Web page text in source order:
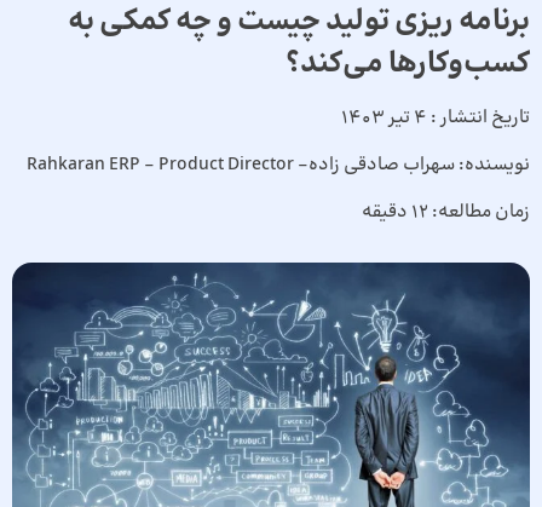
برنامه ریزی تولید چیست و چه کمکی به
کسب‌وکارها می‌کند؟
تاریخ انتشار : 4 تیر 1403
نویسنده:سهراب صادقی زاده- Rahkaran ERP - Product Director
زمان مطالعه: 12 دقیقه